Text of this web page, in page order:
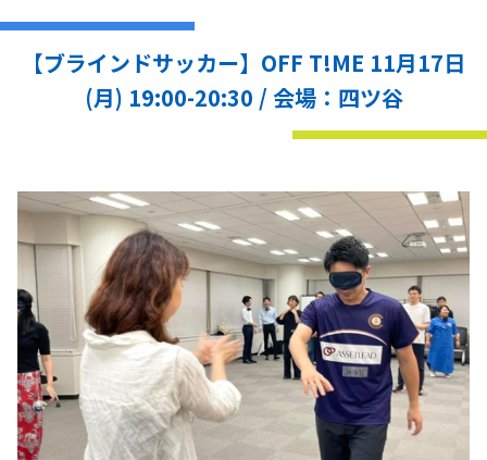
【ブラインドサッカー】OFF T!ME 11月17日
(月) 19:00-20:30 / 会場：四ツ谷